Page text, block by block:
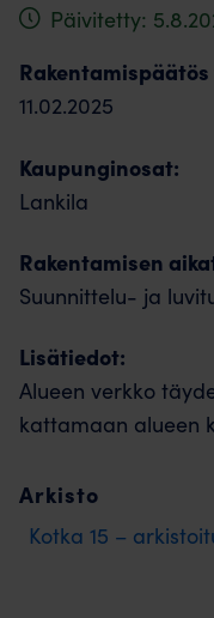
Päivitetty:
11.02.2025
Kaupunginosat:
Lankila
Rakentamisen
Suunnittelu- ja
Lisätiedot:
Alueen verkko
kattamaan alueen
Arkisto
Kotka 15 –